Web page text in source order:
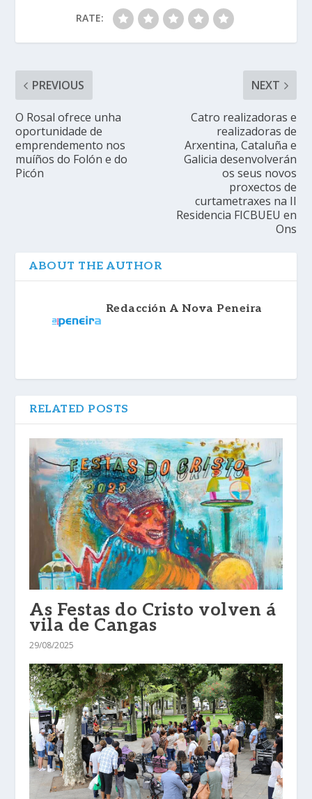
RATE:
PREVIOUS
O Rosal ofrece unha
oportunidade de
emprendemento nos
muíños do Folón e do
Picón
NEXT
Catro realizadoras e
realizadoras de
Arxentina, Cataluña e
Galicia desenvolverán
os seus novos
proxectos de
curtametraxes na II
Residencia FICBUEU en
Ons
ABOUT THE AUTHOR
Redacción A Nova Peneira
RELATED POSTS
As Festas do Cristo volven á
vila de Cangas
29/08/2025